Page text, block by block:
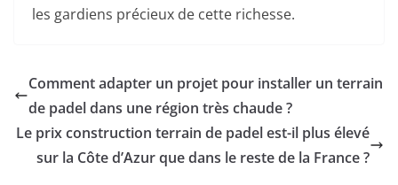
les gardiens précieux de cette richesse.
Comment adapter un projet pour installer un terrain
de padel dans une région très chaude ?
Le prix construction terrain de padel est-il plus élevé
sur la Côte d’Azur que dans le reste de la France ?